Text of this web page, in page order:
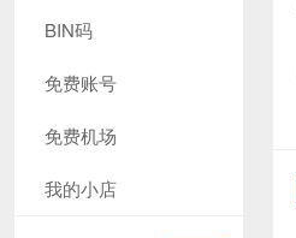
BIN码
免费账号
免费机场
我的小店